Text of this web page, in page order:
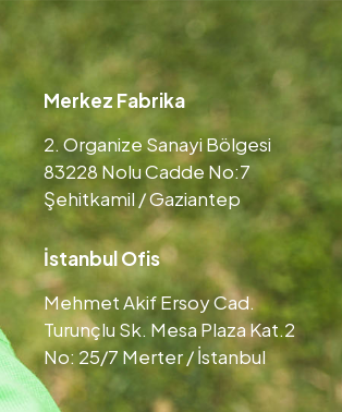
Merkez Fabrika
2. Organize Sanayi Bölgesi
83228 Nolu Cadde No:7
Şehitkamil / Gaziantep
İstanbul Ofis
Mehmet Akif Ersoy Cad.
Turunçlu Sk. Mesa Plaza Kat.2
No: 25/7 Merter / İstanbul